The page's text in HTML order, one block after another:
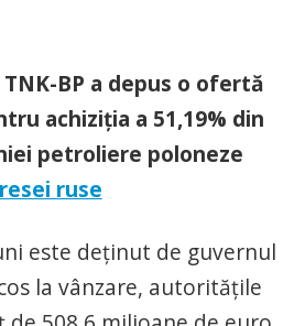
BP a depus o ofertă
achiziţia a 51,19% din
petroliere poloneze
ruse
este deţinut de guvernul
la vânzare, autorităţile